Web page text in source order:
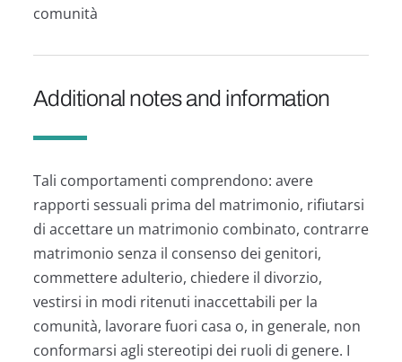
comunità
Additional notes and information
Tali comportamenti comprendono: avere
rapporti sessuali prima del matrimonio, rifiutarsi
di accettare un matrimonio combinato, contrarre
matrimonio senza il consenso dei genitori,
commettere adulterio, chiedere il divorzio,
vestirsi in modi ritenuti inaccettabili per la
comunità, lavorare fuori casa o, in generale, non
conformarsi agli stereotipi dei ruoli di genere. I